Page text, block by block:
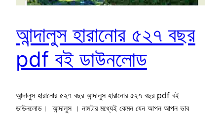
আন্দালুস হারানোর ৫২৭ বছর
pdf বই ডাউনলোড
আন্দালুস হারানোর ৫২৭ বছর আন্দালুস হারানোর ৫২৭ বছর pdf বই
ডাউনলোড। আন্দালুস । নামটার মধ্যেই কেমন যেন আপন আপন ভাব